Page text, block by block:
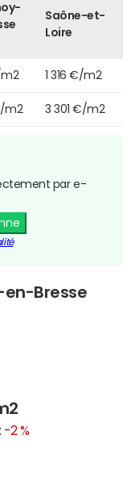
Saône-et-
Loire
m2 1 316 €/m2
m2 3 301 €/m2
par e-
en-Bresse
-2 %